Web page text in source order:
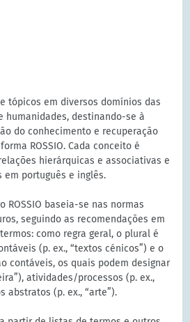
tópicos em diversos domínios das
humanidades, destinando-se à
do conhecimento e recuperação
ROSSIO. Cada conceito é
hierárquicas e associativas e
em português e inglês.
ROSSIO baseia-se nas normas
seguindo as recomendações em
como regra geral, o plural é
(p. ex., “textos cénicos”) e o
contáveis, os quais podem designar
atividades/processos (p. ex.,
abstratos (p. ex., “arte”).